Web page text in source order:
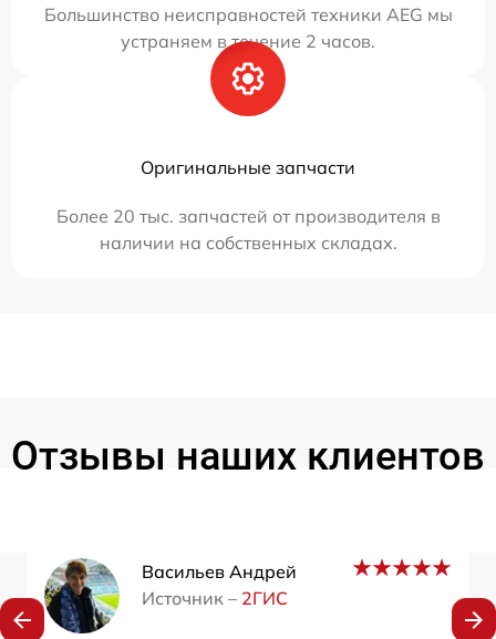
Большинство неисправностей техники AEG мы
устраняем в течение 2 часов.
Оригинальные запчасти
Более 20 тыс. запчастей от производителя в
наличии на собственных складах.
Отзывы наших клиентов
Васильев Андрей
Источник – 2ГИС